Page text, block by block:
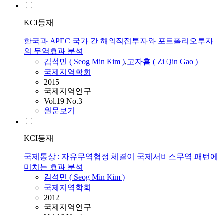
KCI등재
한국과 APEC 국가 간 해외직접투자와 포트폴리오투자
의 무역효과 분석
김석민 ( Seog Min Kim ),고자흠 ( Zi Qin Gao )
국제지역학회
2015
국제지역연구
Vol.19 No.3
원문보기
KCI등재
국제통상 : 자유무역협정 체결이 국제서비스무역 패턴에
미치는 효과 분석
김석민 ( Seog Min Kim )
국제지역학회
2012
국제지역연구